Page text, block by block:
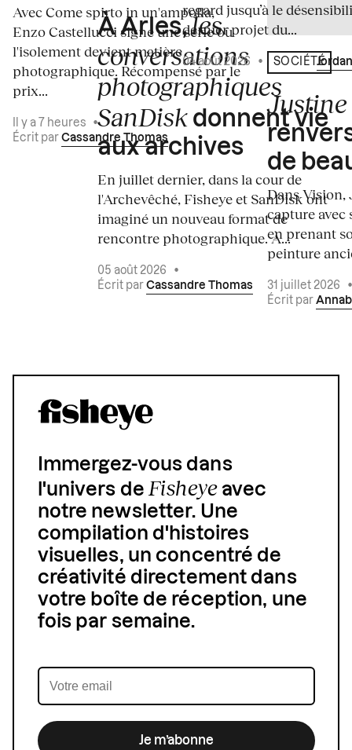
Avec Come spirto in un'ampolla,
Enzo Castellucci signe une série où
l'isolement devient matière
photographique. Récompensé par le
prix...
Il y a 7 heures
•
Écrit par Cassandre Thomas
À Arles,les
conversations
photographiques
SanDisk donnent vie
aux archives
En juillet dernier, dans la cour de
l'Archevêché, Fisheye et SanDisk ont
imaginé un nouveau format de
rencontre photographique. À...
05 août 2026
•
Écrit par Cassandre Thomas
regard jusqu’à le
dernier projet du...
04 août 2026 • Écrit par
SOCIÉTÉ
de
Dans
capture avec
en prenant
peinture
31 juillet 2026
Écrit par
Immergez-vous dans
l'univers deFisheyeavec
notre newsletter. Une
compilation d'histoires
visuelles, un concentré de
créativité directement dans
votre boîte de réception, une
fois par semaine.
Je m’abonne